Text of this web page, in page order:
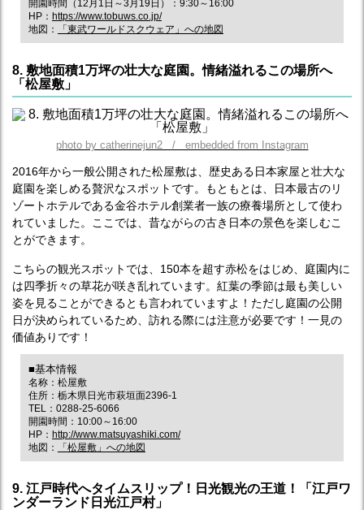
開園時間（12月1日～3月19日）：9:30～16:00
HP： https://www.tobuws.co.jp/
地図：
「東武ワールドスクウェア」への地図
8. 敷地面積1万坪の壮大な庭園。情緒溢れるこの場所へ
「松屋敷」
photo by catherinejun2 / embedded from Instagram
2016年から一般公開された松屋敷は、歴史ある日本家屋と壮大な
庭園を楽しめる贅沢なスポットです。もともとは、日本最古のリ
ゾートホテルである金谷ホテル創業者一族の療養場所として使わ
れていました。ここでは、昔ながらの古き日本の景色を楽しむこ
とができます。
こちらの観光スポットでは、150本を超す赤松をはじめ、庭園内に
は四季折々の草花が咲き乱れています。紅葉の季節は最も美しい
姿を見ることができるとも言われていますよ！ただし庭園の公開
日が決められているため、訪れる際には注意が必要です！一見の
価値ありです！
■基本情報
名称：松屋敷
住所：栃木県日光市萩垣面2396-1
TEL：0288-25-6066
開園時間：10:00～16:00
HP： http://www.matsuyashiki.com/
地図：
「松屋敷」への地図
9. 江戸時代へタイムスリップ！日光観光の王道！「江戸ワ
ンダーランド日光江戸村」